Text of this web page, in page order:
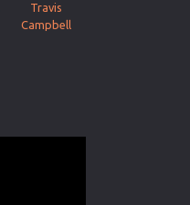
Travis
Campbell